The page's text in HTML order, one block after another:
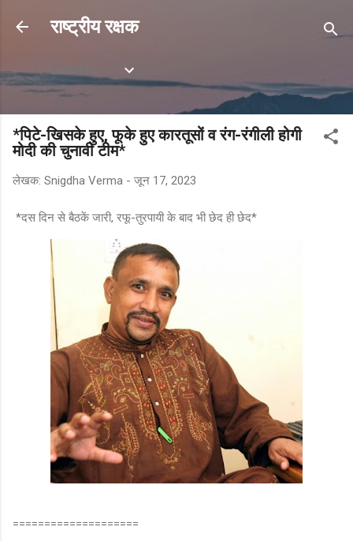
सीधे मुख्य सामग्री पर जाएं
राष्ट्रीय रक्षक
Labels
*पिटे-खिसके हुए, फूके हुए कारतूसों व रंग-रंगीली होगी
मोदी की चुनावी टीम*
लेखक: Snigdha Verma - जून 17, 2023
*दस दिन से बैठकें जारी, रफू-तुरपायी के बाद भी छेद ही छेद*
====================